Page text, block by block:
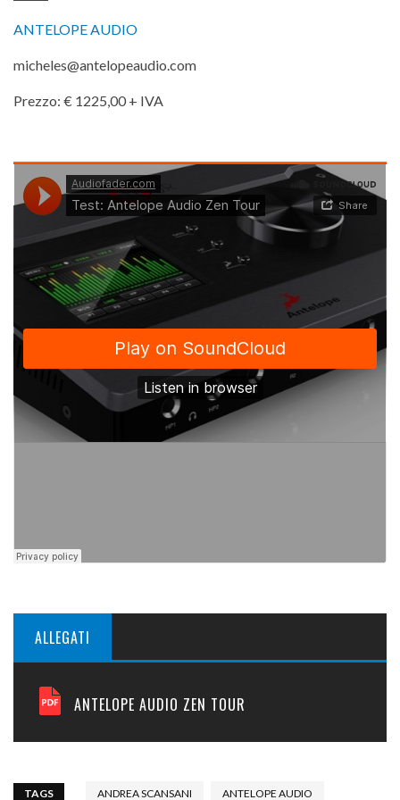
ANTELOPE AUDIO
micheles@antelopeaudio.com
Prezzo: € 1225,00 + IVA
ALLEGATI
ANTELOPE AUDIO ZEN TOUR
TAGS ANDREA SCANSANI ANTELOPE AUDIO